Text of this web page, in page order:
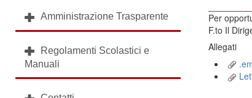
Amministrazione Trasparente
Regolamenti Scolastici e
Manuali
Per
F.to Il
Allegati